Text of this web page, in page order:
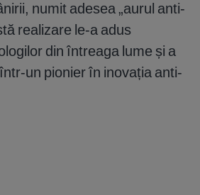
numit adesea „aurul anti-
realizare le-a adus
din întreaga lume și a
un pionier în inovația anti-